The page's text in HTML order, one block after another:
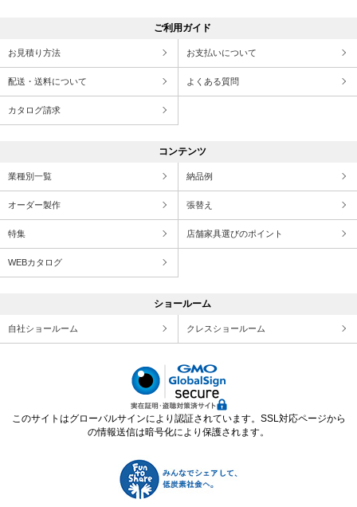
ご利用ガイド
お見積り方法 お支払いについて
配送・送料について よくある質問
カタログ請求
コンテンツ
業種別一覧 納品例
オーダー製作 張替え
特集 店舗家具選びのポイント
WEBカタログ
ショールーム
自社ショールーム クレスショールーム
このサイトはグローバルサインにより認証されています。SSL対応ページから
の情報送信は暗号化により保護されます。